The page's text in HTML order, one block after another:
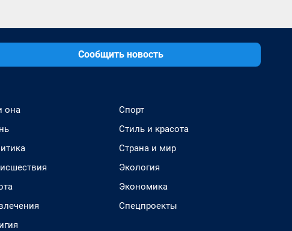
Сообщить новость
она
Спорт
Стиль и красота
Страна и мир
Экология
Экономика
Спецпроекты